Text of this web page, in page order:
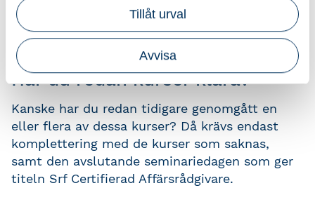
Tillåt urval
Avvisa
Datum för seminariedag:
10 december 2026 – distans
Har du redan kurser klara?
Kanske har du redan tidigare genomgått en
eller flera av dessa kurser? Då krävs endast
komplettering med de kurser som saknas,
samt den avslutande seminariedagen som ger
titeln Srf Certifierad Affärsrådgivare.